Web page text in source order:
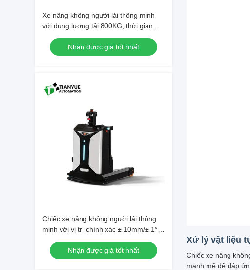
Xe nâng không người lái thông minh
với dung lượng tải 800KG, thời gian
chịu đựng 8h và độ chính xác dừng ±
5mm để xử lý vật liệu hạng nặng
Nhận được giá tốt nhất
Chiếc xe nâng không người lái thông
minh với vị trí chính xác ± 10mm/± 1°
và khả năng leo núi đầy tải 3% trong 8
giờ hoạt động liên tục
Nhận được giá tốt nhất
Xử lý vật liệu
Chiếc xe nâng
mạnh mẽ để đáp